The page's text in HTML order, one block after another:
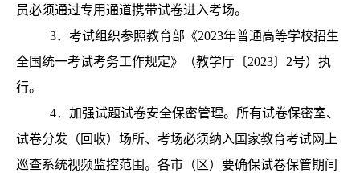
员必须通过专用通道携带试卷进入考场。
3．考试组织参照教育部《2023年普通高等学校招生
全国统一考试考务工作规定》（教学厅〔2023〕2号）执
行。
4．加强试题试卷安全保密管理。所有试卷保密室、
试卷分发（回收）场所、考场必须纳入国家教育考试网上
巡查系统视频监控范围。各市（区）要确保试卷保管期间